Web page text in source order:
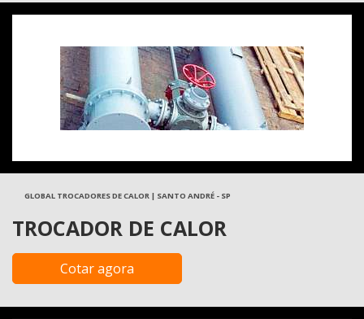
GLOBAL TROCADORES DE CALOR | SANTO ANDRÉ - SP
TROCADOR DE CALOR
Cotar agora